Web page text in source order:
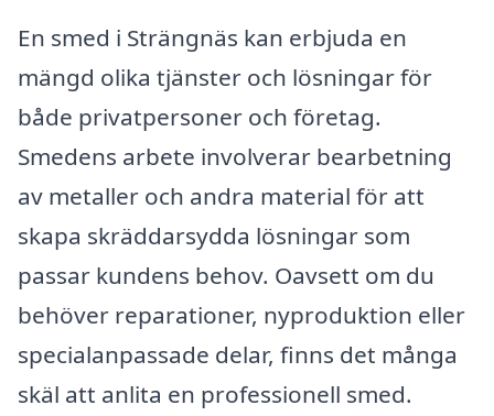
En smed i Strängnäs kan erbjuda en
mängd olika tjänster och lösningar för
både privatpersoner och företag.
Smedens arbete involverar bearbetning
av metaller och andra material för att
skapa skräddarsydda lösningar som
passar kundens behov. Oavsett om du
behöver reparationer, nyproduktion eller
specialanpassade delar, finns det många
skäl att anlita en professionell smed.